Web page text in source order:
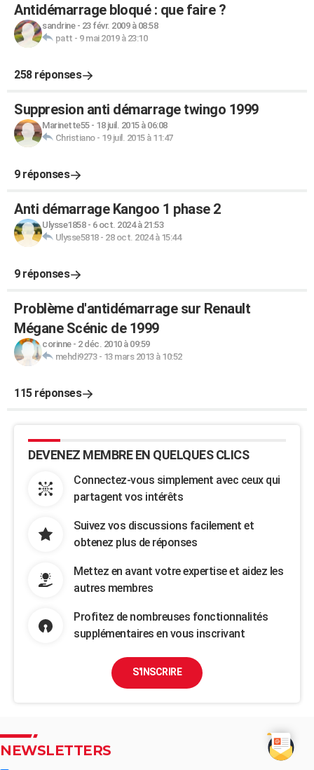
Antidémarrage bloqué : que faire ?
sandrine- 23 févr. 2009 à 08:58
patt - 9 mai 2019 à 23:10
258 réponses
Suppresion anti démarrage twingo 1999
Marinette55- 18 juil. 2015 à 06:08
Christiano- 19 juil. 2015 à 11:47
9 réponses
Anti démarrage Kangoo 1 phase 2
Ulysse1858- 6 oct. 2024 à 21:53
Ulysse5818- 28 oct. 2024 à 15:44
9 réponses
Problème d'antidémarrage sur Renault
Mégane Scénic de 1999
corinne- 2 déc. 2010 à 09:59
mehdi9273- 13 mars 2013 à 10:52
115 réponses
DEVENEZ MEMBRE EN QUELQUES CLICS
Connectez-vous simplement avec ceux qui
partagent vos intérêts
Suivez vos discussions facilement et
obtenez plus de réponses
Mettez en avant votre expertise et aidez les
autres membres
Profitez de nombreuses fonctionnalités
supplémentaires en vous inscrivant
S'INSCRIRE
NEWSLETTERS